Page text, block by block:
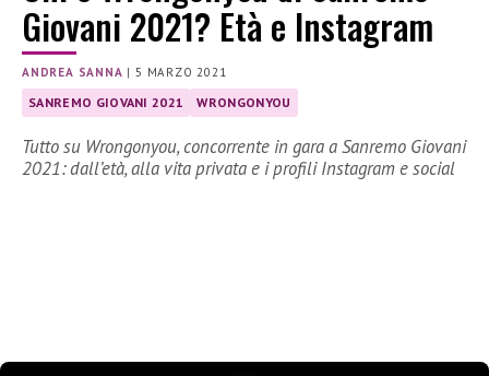
Giovani 2021? Età e Instagram
ANDREA SANNA |5 MARZO 2021
SANREMO GIOVANI 2021 WRONGONYOU
Tutto su Wrongonyou, concorrente in gara a Sanremo Giovani
2021: dall’età, alla vita privata e i profili Instagram e social